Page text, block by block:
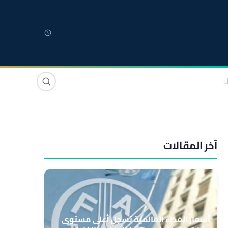
صوت وصورة
آخر المقالات
أسعار الغذاء العالمية تسجل أعلى مستوى